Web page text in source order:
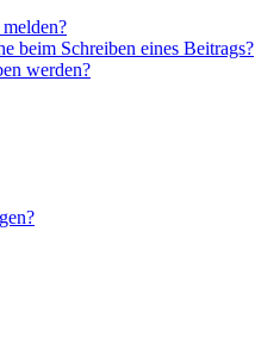
beim Schreiben eines Beitrags?
werden?